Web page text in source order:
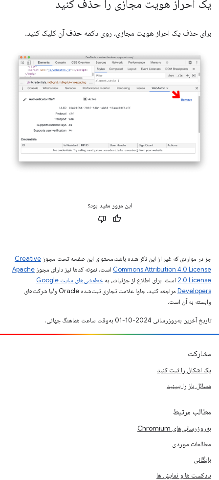
یک احراز هویت مجازی را حذف کنید
برای حذف یک احراز هویت مجازی، روی دکمه حذف آن کلیک کنید.
این مرور مفید بود؟
جز در مواردی که غیر از این ذکر شده باشد،‌محتوای این صفحه تحت مجوز Creative
Commons Attribution 4.0 License است. نمونه کدها نیز دارای مجوز Apache
2.0 License است. برای اطلاع از جزئیات، به
خطمشی‌های سایت Google
Developers‏
مراجعه کنید. جاوا علامت تجاری ثبت‌شده Oracle و/یا شرکت‌های
وابسته به آن است.
تاریخ آخرین به‌روزرسانی 2024-10-01 به‌وقت ساعت هماهنگ جهانی.
مشارکت
یک اشکال را ثبت کنید
مسائل باز را ببینید
مطالب مرتبط
به‌روزرسانی‌های Chromium
مطالعات موردی
بایگانی
پادکست ها و نمایش ها